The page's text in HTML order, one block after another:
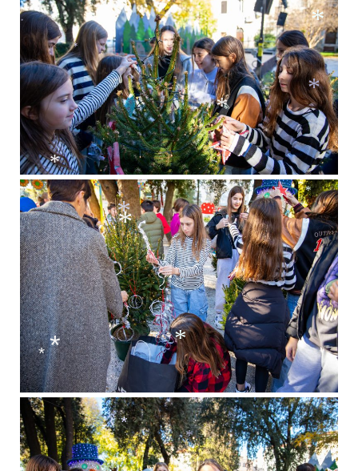
*
*
*
*
*
*
*
*
*
*
*
*
*
*
*
*
*